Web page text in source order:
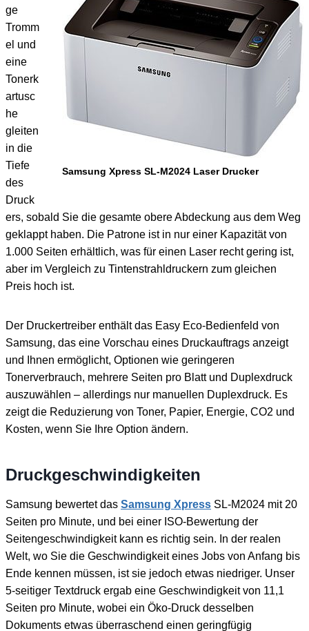
Samsung Xpress SL-M2024 Laser Drucker
ge
Tromm
el und
eine
Tonerk
artusc
he
gleiten
in die
Tiefe
des
Druck
ers, sobald Sie die gesamte obere Abdeckung aus dem Weg
geklappt haben. Die Patrone ist in nur einer Kapazität von
1.000 Seiten erhältlich, was für einen Laser recht gering ist,
aber im Vergleich zu Tintenstrahldruckern zum gleichen
Preis hoch ist.
Der Druckertreiber enthält das Easy Eco-Bedienfeld von
Samsung, das eine Vorschau eines Druckauftrags anzeigt
und Ihnen ermöglicht, Optionen wie geringeren
Tonerverbrauch, mehrere Seiten pro Blatt und Duplexdruck
auszuwählen – allerdings nur manuellen Duplexdruck. Es
zeigt die Reduzierung von Toner, Papier, Energie, CO2 und
Kosten, wenn Sie Ihre Option ändern.
Druckgeschwindigkeiten
Samsung bewertet das Samsung Xpress SL-M2024 mit 20
Seiten pro Minute, und bei einer ISO-Bewertung der
Seitengeschwindigkeit kann es richtig sein. In der realen
Welt, wo Sie die Geschwindigkeit eines Jobs von Anfang bis
Ende kennen müssen, ist sie jedoch etwas niedriger. Unser
5-seitiger Textdruck ergab eine Geschwindigkeit von 11,1
Seiten pro Minute, wobei ein Öko-Druck desselben
Dokuments etwas überraschend einen geringfügig